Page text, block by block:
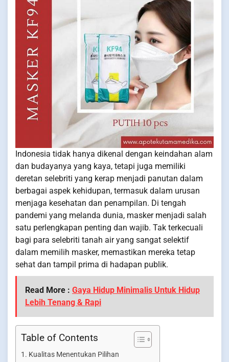
Indonesia tidak hanya dikenal dengan keindahan alam
dan budayanya yang kaya, tetapi juga memiliki
deretan selebriti yang kerap menjadi panutan dalam
berbagai aspek kehidupan, termasuk dalam urusan
menjaga kesehatan dan penampilan. Di tengah
pandemi yang melanda dunia, masker menjadi salah
satu perlengkapan penting dan wajib. Tak terkecuali
bagi para selebriti tanah air yang sangat selektif
dalam memilih masker, memastikan mereka tetap
sehat dan tampil prima di hadapan publik.
Read More : Gaya Hidup Minimalis Untuk Hidup
Lebih Tenang & Rapi
Table of Contents
Kualitas Menentukan Pilihan